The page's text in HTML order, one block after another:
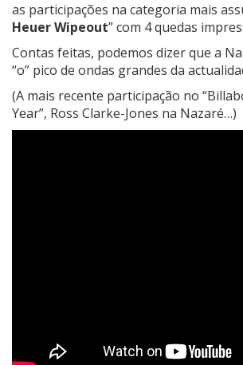
as participações na categoria mais
Heuer Wipeout” com 4 quedas
Contas feitas, podemos dizer que a
“o” pico de ondas grandes da
(A mais recente participação no
Year”, Ross Clarke-Jones na Nazaré…)